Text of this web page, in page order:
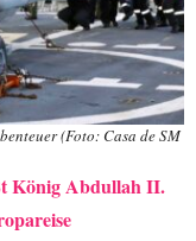
(Foto: Casa de SM
König Abdullah II.